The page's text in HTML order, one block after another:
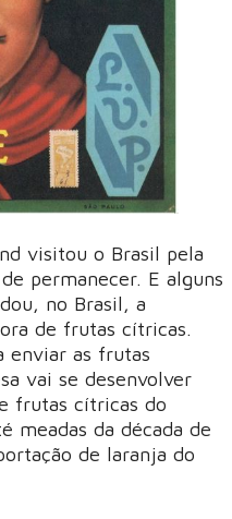
visitou o Brasil pela
permanecer. E alguns
no Brasil, a
de frutas cítricas.
enviar as frutas
vai se desenvolver
frutas cítricas do
meadas da década de
de laranja do